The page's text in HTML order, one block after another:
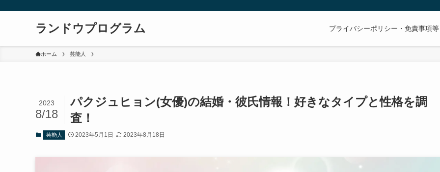
ランドウプログラム プライバシーポリシー・免責事項等
ホーム 芸能人
パクジュヒョン(女優)の結婚・彼氏情報！好きなタイプと性格を調
査！
2023
8/18
芸能人 2023年5月1日 2023年8月18日